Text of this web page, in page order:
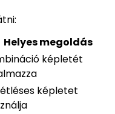
Helyes megoldás
képletét
képletet